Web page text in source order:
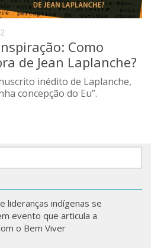
Autista
Como
de Jean Laplanche?
inédito de Laplanche,
concepção do Eu”.
lideranças indígenas se
evento que articula a
o Bem Viver